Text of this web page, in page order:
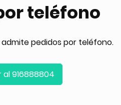
teléfono
pedidos por teléfono.
al 916888804